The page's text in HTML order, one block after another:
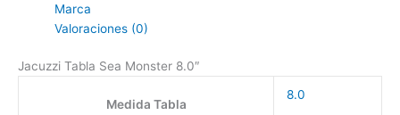
Marca
Valoraciones (0)
Jacuzzi Tabla Sea Monster 8.0″
Medida Tabla
8.0